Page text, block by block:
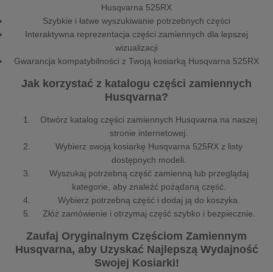
Husqvarna 525RX
Szybkie i łatwe wyszukiwanie potrzebnych części
Interaktywna reprezentacja części zamiennych dla lepszej
wizualizacji
Gwarancja kompatybilności z Twoją kosiarką Husqvarna 525RX
Jak korzystać z katalogu części zamiennych
Husqvarna?
Otwórz katalog części zamiennych Husqvarna na naszej
stronie internetowej.
Wybierz swoją kosiarkę Husqvarna 525RX z listy
dostępnych modeli.
Wyszukaj potrzebną część zamienną lub przeglądaj
kategorie, aby znaleźć pożądaną część.
Wybierz potrzebną część i dodaj ją do koszyka.
Złóż zamówienie i otrzymaj część szybko i bezpiecznie.
Zaufaj Oryginalnym Częściom Zamiennym
Husqvarna, aby Uzyskać Najlepszą Wydajność
Swojej Kosiarki!